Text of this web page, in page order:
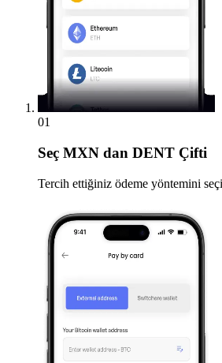
01
Seç MXN dan DENT Çifti
Tercih ettiğiniz ödeme yöntemini